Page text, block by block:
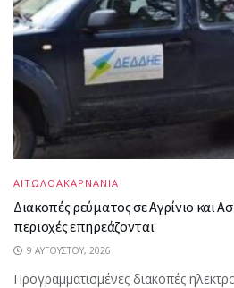
ΑΙΤΩΛΟΑΚΑΡΝΑΝΙΑ
Διακοπές ρεύματος σε Αγρίνιο και
περιοχές επηρεάζονται
9 ΑΥΓΟΎΣΤΟΥ, 2026
Προγραμματισμένες διακοπές